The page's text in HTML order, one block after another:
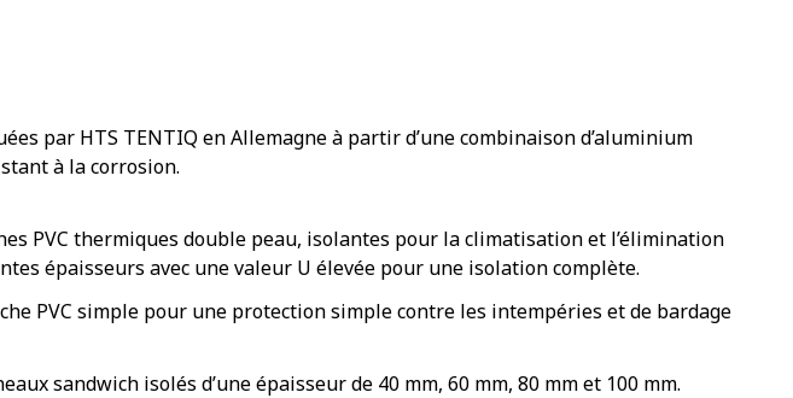
par HTS TENTIQ en Allemagne à partir d’une combinaison d’aluminium
à la corrosion.
PVC thermiques double peau, isolantes pour la climatisation et l’élimination
épaisseurs avec une valeur U élevée pour une isolation complète.
PVC simple pour une protection simple contre les intempéries et de bardage
sandwich isolés d’une épaisseur de 40 mm, 60 mm, 80 mm et 100 mm.